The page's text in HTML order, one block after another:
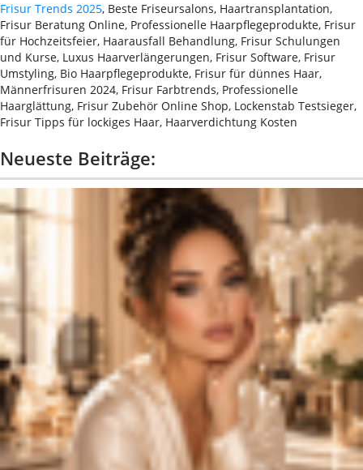
Frisur Trends 2025, Beste Friseursalons, Haartransplantation,
Frisur Beratung Online, Professionelle Haarpflegeprodukte, Frisur
für Hochzeitsfeier, Haarausfall Behandlung, Frisur Schulungen
und Kurse, Luxus Haarverlängerungen, Frisur Software, Frisur
Umstyling, Bio Haarpflegeprodukte, Frisur für dünnes Haar,
Männerfrisuren 2024, Frisur Farbtrends, Professionelle
Haarglättung, Frisur Zubehör Online Shop, Lockenstab Testsieger,
Frisur Tipps für lockiges Haar, Haarverdichtung Kosten
Neueste Beiträge: